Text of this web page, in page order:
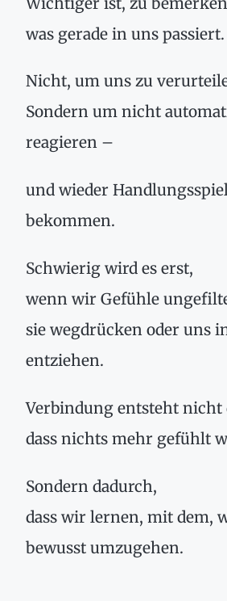
was gerade in uns passiert.
Nicht, um uns zu
Sondern um nicht
reagieren –
und wieder
bekommen.
Schwierig wird es erst,
wenn wir Gefühle
sie wegdrücken oder uns
entziehen.
Verbindung entsteht nicht
dass nichts mehr gefühlt
Sondern dadurch,
dass wir lernen, mit dem,
bewusst umzugehen.